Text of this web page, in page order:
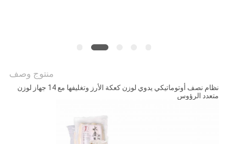
منتوج وصف
نظام نصف أوتوماتيكي يدوي لوزن كعكة الأرز وتغليفها مع 14 جهاز لوزن
متعدد الرؤوس